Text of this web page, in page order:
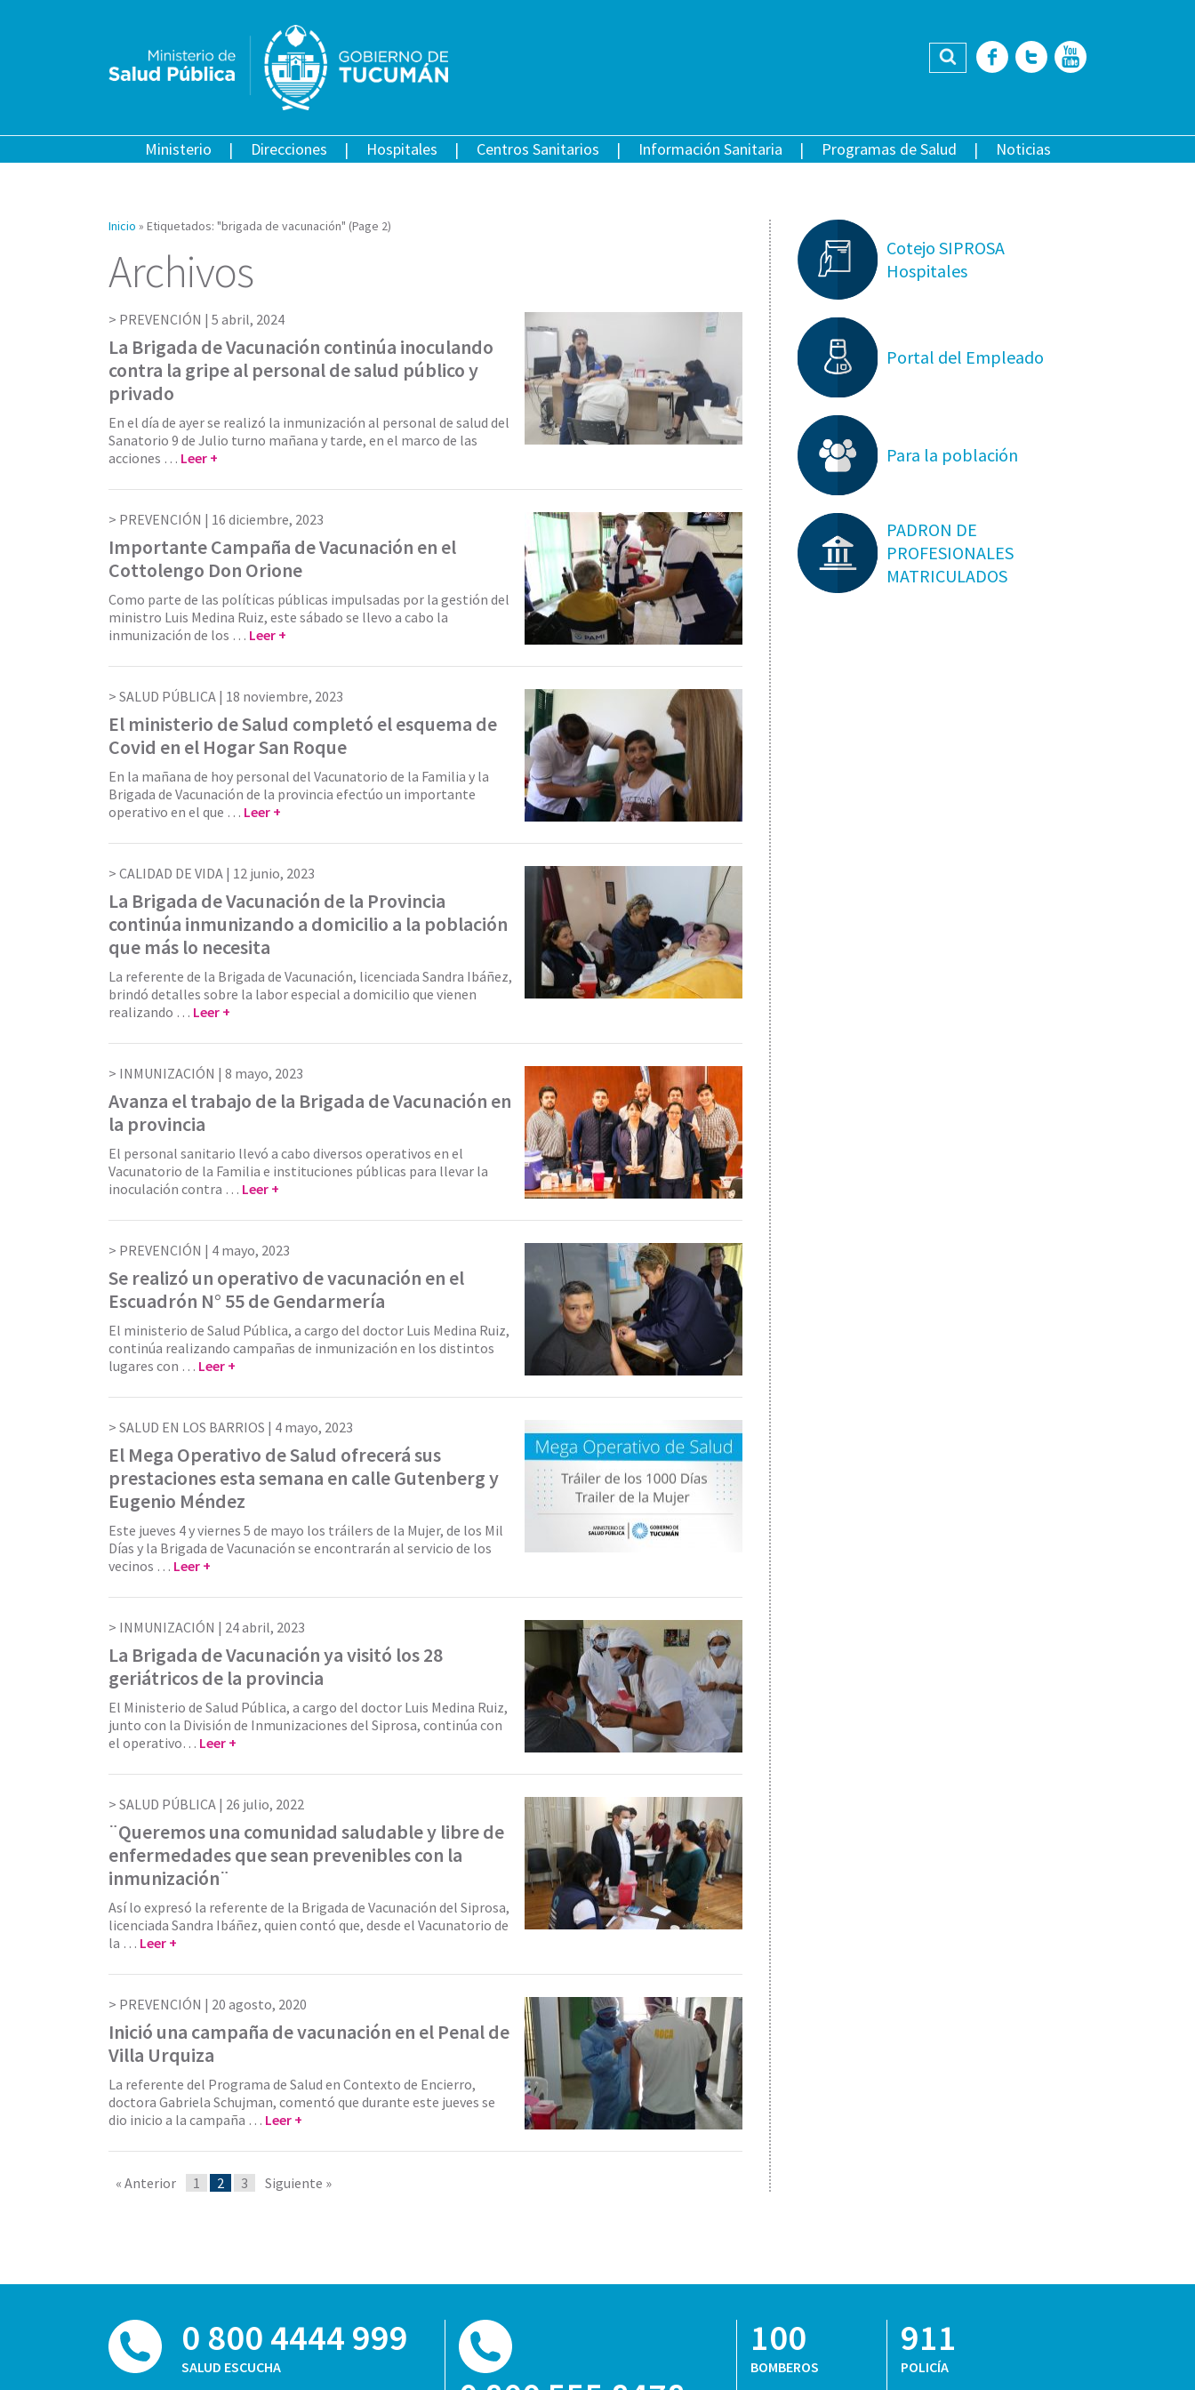
Buscar Facebook
Twitter
Ministerio Direcciones Hospitales Centros Sanitarios Información Sanitaria Programas de Salud Noticias
Inicio » Etiquetados: "brigada de vacunación" (Page 2)
Archivos
PREVENCIÓN | 5 abril, 2024
La Brigada de Vacunación continúa inoculando
contra la gripe al personal de salud público y
privado
En el día de ayer se realizó la inmunización al personal de salud del
Sanatorio 9 de Julio turno mañana y tarde, en el marco de las
acciones … Leer +
PREVENCIÓN | 16 diciembre, 2023
Importante Campaña de Vacunación en el
Cottolengo Don Orione
Como parte de las políticas públicas impulsadas por la gestión del
ministro Luis Medina Ruiz, este sábado se llevo a cabo la
inmunización de los … Leer +
SALUD PÚBLICA | 18 noviembre, 2023
El ministerio de Salud completó el esquema de
Covid en el Hogar San Roque
En la mañana de hoy personal del Vacunatorio de la Familia y la
Brigada de Vacunación de la provincia efectúo un importante
operativo en el que … Leer +
CALIDAD DE VIDA | 12 junio, 2023
La Brigada de Vacunación de la Provincia
continúa inmunizando a domicilio a la población
que más lo necesita
La referente de la Brigada de Vacunación, licenciada Sandra Ibáñez,
brindó detalles sobre la labor especial a domicilio que vienen
realizando … Leer +
INMUNIZACIÓN | 8 mayo, 2023
Avanza el trabajo de la Brigada de Vacunación en
la provincia
El personal sanitario llevó a cabo diversos operativos en el
Vacunatorio de la Familia e instituciones públicas para llevar la
inoculación contra … Leer +
PREVENCIÓN | 4 mayo, 2023
Se realizó un operativo de vacunación en el
Escuadrón N° 55 de Gendarmería
El ministerio de Salud Pública, a cargo del doctor Luis Medina Ruiz,
continúa realizando campañas de inmunización en los distintos
lugares con … Leer +
SALUD EN LOS BARRIOS | 4 mayo, 2023
El Mega Operativo de Salud ofrecerá sus
prestaciones esta semana en calle Gutenberg y
Eugenio Méndez
Este jueves 4 y viernes 5 de mayo los tráilers de la Mujer, de los Mil
Días y la Brigada de Vacunación se encontrarán al servicio de los
vecinos … Leer +
INMUNIZACIÓN | 24 abril, 2023
La Brigada de Vacunación ya visitó los 28
geriátricos de la provincia
El Ministerio de Salud Pública, a cargo del doctor Luis Medina Ruiz,
junto con la División de Inmunizaciones del Siprosa, continúa con
el operativo… Leer +
SALUD PÚBLICA | 26 julio, 2022
¨Queremos una comunidad saludable y libre de
enfermedades que sean prevenibles con la
inmunización¨
Así lo expresó la referente de la Brigada de Vacunación del Siprosa,
licenciada Sandra Ibáñez, quien contó que, desde el Vacunatorio de
la … Leer +
PREVENCIÓN | 20 agosto, 2020
Inició una campaña de vacunación en el Penal de
Villa Urquiza
La referente del Programa de Salud en Contexto de Encierro,
doctora Gabriela Schujman, comentó que durante este jueves se
dio inicio a la campaña … Leer +
« Anterior 1 2 3 Siguiente »
Cotejo SIPROSA
Hospitales
Portal del Empleado
Para la población
PADRON DE
PROFESIONALES
MATRICULADOS
0 800 4444 999
SALUD ESCUCHA
100
BOMBEROS
911
POLICÍA